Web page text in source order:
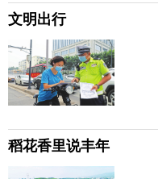
文明出行
稻花香里说丰年